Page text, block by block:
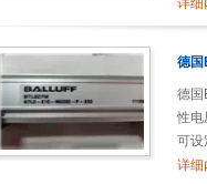
详细
德国
德国
性电
可设
详细